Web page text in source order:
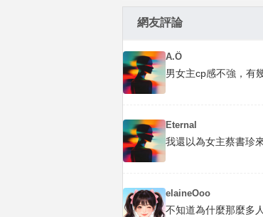
網友評論
A.Ö
男女主cp感不強，有
Eternal
我還以為女主蔡書珍
elaineOoo
不知道為什麼那麼多